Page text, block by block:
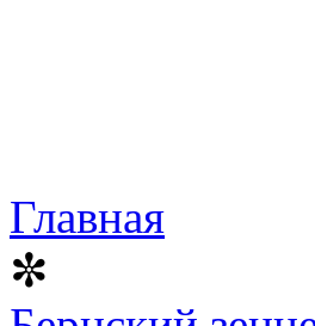
Главная
✼